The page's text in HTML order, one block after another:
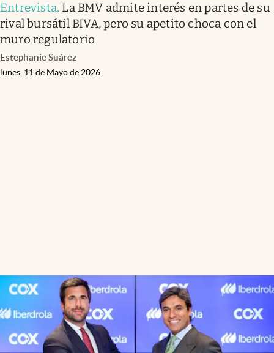
Entrevista. La BMV admite interés en partes de su
rival bursátil BIVA, pero su apetito choca con el
muro regulatorio
Estephanie Suárez
lunes, 11 de Mayo de 2026